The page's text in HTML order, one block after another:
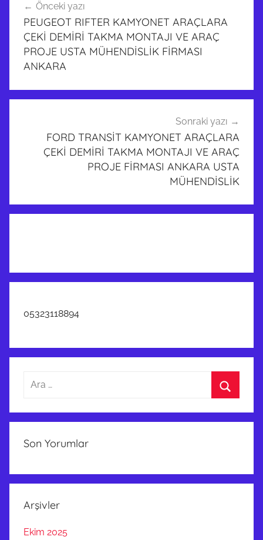
D
T
O
R
E
K
Y
N
R
Ç
A
A
E
dolaşımı
Önceki yazı
PEUGEOT RIFTER KAMYONET ARAÇLARA
ÇEKİ DEMİRİ TAKMA MONTAJI VE ARAÇ
PROJE USTA MÜHENDİSLİK FİRMASI
ANKARA
Sonraki yazı
FORD TRANSİT KAMYONET ARAÇLARA
ÇEKİ DEMİRİ TAKMA MONTAJI VE ARAÇ
PROJE FİRMASI ANKARA USTA
MÜHENDİSLİK
05323118894
Arama:
Son Yorumlar
Arşivler
Ekim 2025